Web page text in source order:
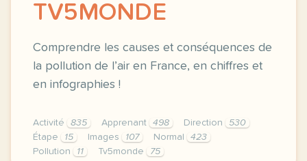
TV5MONDE
Comprendre les causes et conséquences de
la pollution de l’air en France, en chiffres et
en infographies !
Activité 835 Apprenant 498 Direction
530
Étape
15 Images 107 Normal
423
Pollution
11 Tv5monde 75